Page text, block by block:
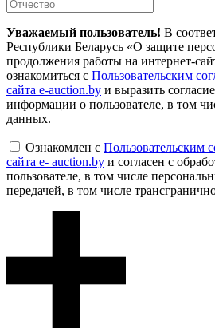
Уважаемый пользователь! В
Республики Беларусь «О защите
продолжения работы на интернет-
ознакомиться с Пользовательским
сайта e-auction.by и выразить
информации о пользователе, в том
данных.
Ознакомлен с Пользовательским
сайта e- auction.by и согласен с
пользователе, в том числе
передачей, в том числе